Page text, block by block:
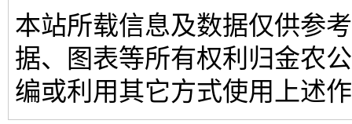
本站所载信息及数据仅供参
据、图表等所有权利归金农
编或利用其它方式使用上述